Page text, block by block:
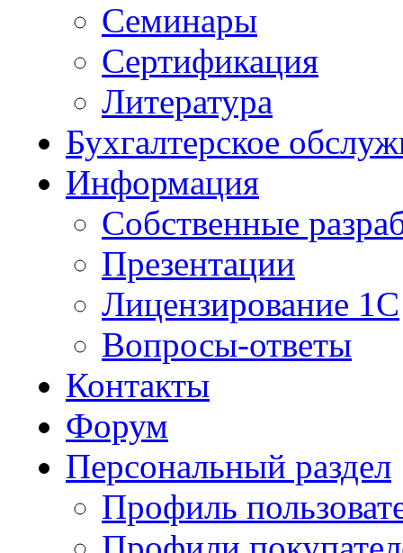
Семинары
Сертификация
Литература
Бухгалтерское
Информация
Собственные
Презентации
Лицензирование 1С
Вопросы-ответы
Контакты
Форум
Персональный раздел
Профиль